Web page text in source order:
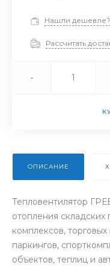
Нашли дешевле?
Рассчитать
-
ОПИСАНИЕ
Тепловентилятор
отопления
комплексов,
паркингов,
объектов, теплиц и